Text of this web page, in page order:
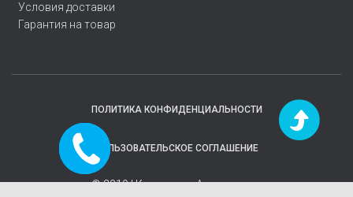
Условия доставки
Гарантия на товар
ПОЛИТИКА КОНФИДЕНЦИАЛЬНОСТИ
ПОЛЬЗОВАТЕЛЬСКОЕ СОГЛАШЕНИЕ
© 2019 | Компания«Аквавектор»
Заказать
звонок